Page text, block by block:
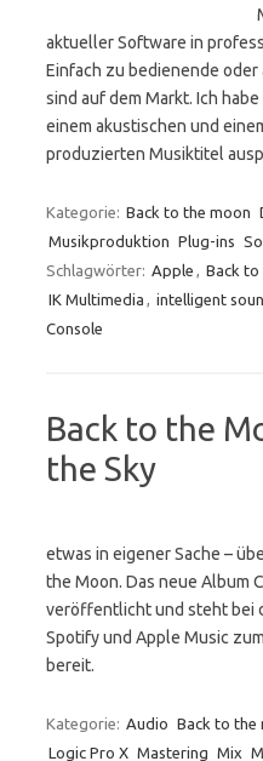
aktueller Software in
Einfach zu bedienende oder
sind auf dem Markt. Ich
einem akustischen und
produzierten Musiktitel
Kategorie: Back to the moon
Musikproduktion Plug-ins
Schlagwörter: Apple , Back to
IK Multimedia , intelligent
Console
Back to the
the Sky
etwas in eigener Sache –
the Moon. Das neue Album
veröffentlicht und steht bei
Spotify und Apple Music
bereit.
Kategorie: Audio Back to the
Logic Pro X Mastering Mix